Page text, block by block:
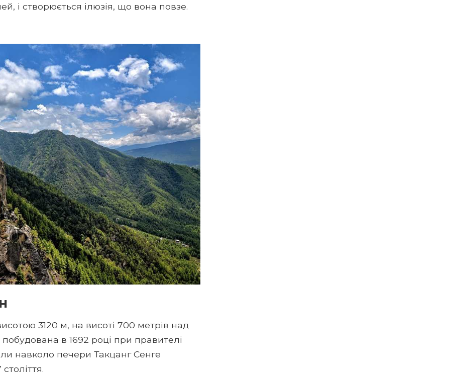
і створюється ілюзія, що вона повзе.
3120 м, на висоті 700 метрів над
в 1692 році при правителі
навколо печери Такцанг Сенге